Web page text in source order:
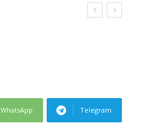
WhatsApp Telegram